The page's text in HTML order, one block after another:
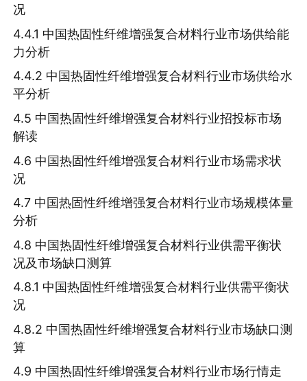
况
4.4.1 中国热固性纤维增强复合材料行业市场供给能
力分析
4.4.2 中国热固性纤维增强复合材料行业市场供给水
平分析
4.5 中国热固性纤维增强复合材料行业招投标市场
解读
4.6 中国热固性纤维增强复合材料行业市场需求状
况
4.7 中国热固性纤维增强复合材料行业市场规模体量
分析
4.8 中国热固性纤维增强复合材料行业供需平衡状
况及市场缺口测算
4.8.1 中国热固性纤维增强复合材料行业供需平衡状
况
4.8.2 中国热固性纤维增强复合材料行业市场缺口测
算
4.9 中国热固性纤维增强复合材料行业市场行情走